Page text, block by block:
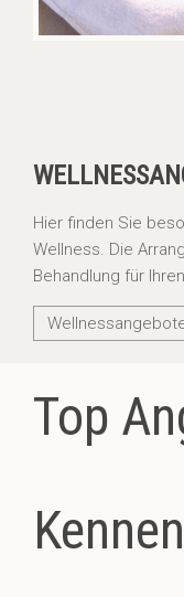
Hier finden Sie
Wellness. Die
Behandlung für
Top